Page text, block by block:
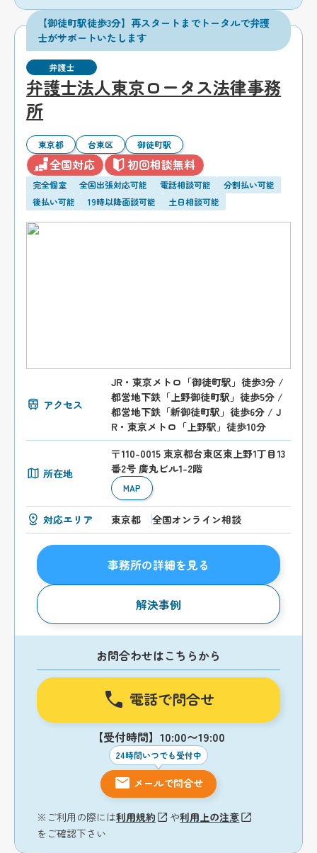
【御徒町駅徒歩3分】再スタートまでトータルで弁護
士がサポートいたします
弁護士
弁護士法人東京ロータス法律事務
所
東京都 台東区 御徒町駅
全国対応 初回相談無料
完全個室 全国出張対応可能 電話相談可能
分割払い可能
後払い可能
19時以降面談可能 土日相談可能
アクセス
JR・東京メトロ「御徒町駅」徒歩3分 /
都営地下鉄「上野御徒町駅」徒歩5分 /
都営地下鉄「新御徒町駅」徒歩6分 / J
R・東京メトロ「上野駅」徒歩10分
所在地
〒110-0015 東京都台東区東上野1丁目13
番2号 廣丸ビル1-2階
MAP
対応エリア 東京都 全国オンライン相談
事務所の詳細を見る
解決事例
お問合わせはこちらから
電話で問合せ
【受付時間】10:00〜19:00
24時間いつでも受付中
メールで問合せ
※ご利用の際には利用規約 や利用上の注意
をご確認下さい